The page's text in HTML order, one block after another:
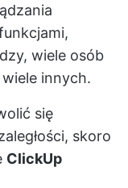
wiele osób
innych.
się
skoro
ClickUp